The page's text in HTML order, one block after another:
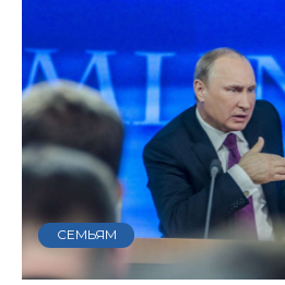
СЕМЬЯМ